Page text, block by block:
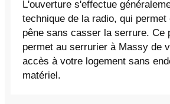
L'ouverture s'effectue
technique de la radio, qui permet
pêne sans casser la serrure. Ce
permet au serrurier à Massy de
accès à votre logement sans
matériel.